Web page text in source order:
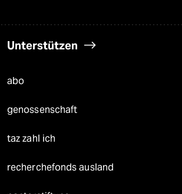
Unterstützen
abo
genossenschaft
taz zahl ich
recherchefonds ausland